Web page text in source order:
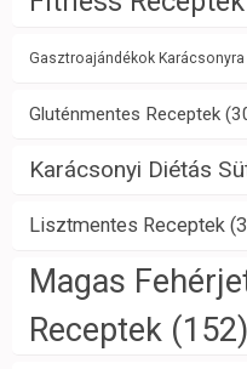
Gasztroajándékok Karácsonyra
Gluténmentes Receptek
Karácsonyi Diétás
Lisztmentes Receptek
Magas
Receptek (152)